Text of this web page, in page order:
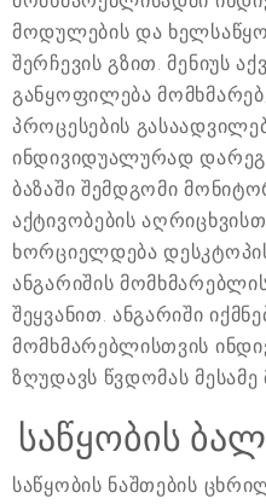
მოდულების და
შერჩევის გზით. მენიუს
განყოფილება
პროცესების
ინდივიდუალურად
ბაზაში შემდგომი
აქტივობების
ხორციელდება
ანგარიშის
შეყვანით. ანგარიში
მომხმარებლისთვის
ზღუდავს წვდომას მესამე
საწყობის
საწყობის ნაშთების